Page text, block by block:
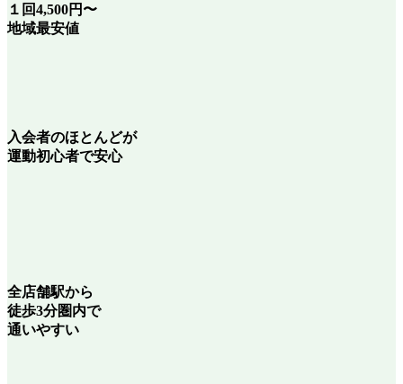
１回4,500円〜
地域最安値
入会者のほとんどが
運動初心者で安心
全店舗駅から
徒歩3分圏内で
通いやすい